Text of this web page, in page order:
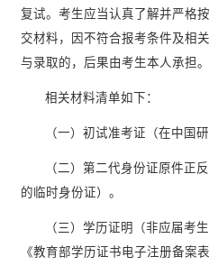
复试。考生应当认真了解并严格
交材料，因不符合报考条件及相
与录取的，后果由考生本人承担。
相关材料清单如下：
（一）初试准考证（在中国
（二）第二代身份证原件正
的临时身份证）。
（三）学历证明（非应届考
《教育部学历证书电子注册备案